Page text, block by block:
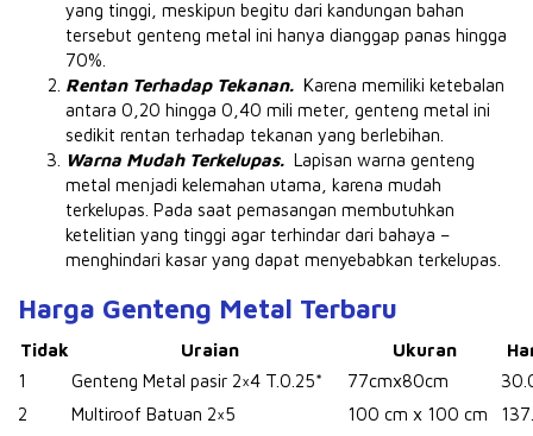
yang tinggi, meskipun begitu dari kandungan bahan
tersebut genteng metal ini hanya dianggap panas hingga
70%.
Rentan Terhadap Tekanan. Karena memiliki ketebalan
antara 0,20 hingga 0,40 mili meter, genteng metal ini
sedikit rentan terhadap tekanan yang berlebihan.
Warna Mudah Terkelupas. Lapisan warna genteng
metal menjadi kelemahan utama, karena mudah
terkelupas. Pada saat pemasangan membutuhkan
ketelitian yang tinggi agar terhindar dari bahaya –
menghindari kasar yang dapat menyebabkan terkelupas.
Harga Genteng Metal Terbaru
Tidak Uraian Ukuran
1
Genteng Metal pasir 2×4 T.0.25* 77cmx80cm
2
Multiroof Batuan 2×5 100 cm x 100 cm